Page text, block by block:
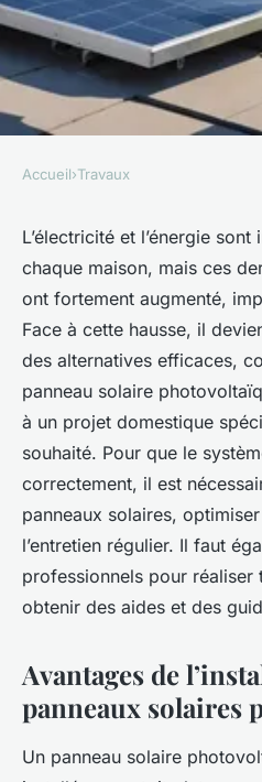
Photovoltaïque
comment
d'installation ?
Léon•30 décembre 2025•4
Accueil›Travaux
L’électricité et l’énergie
chaque maison, mais ces
ont fortement augmenté,
Face à cette hausse, il
des alternatives efficaces,
panneau solaire
à un projet domestique
souhaité. Pour que le
correctement, il est
panneaux solaires,
l’entretien régulier. Il faut
professionnels pour réaliser
obtenir des aides et des
Avantages de
panneaux solaires
Un panneau solaire